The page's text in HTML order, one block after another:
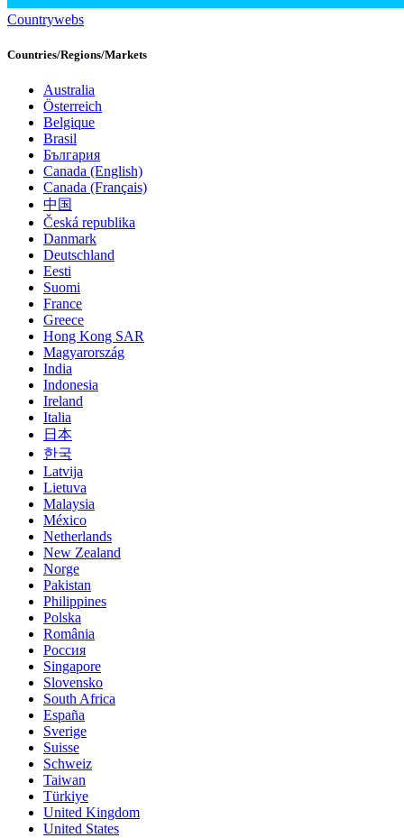
Countrywebs
Countries/Regions/Markets
Australia
Österreich
Belgique
Brasil
България
Canada (English)
Canada (Français)
中国
Česká republika
Danmark
Deutschland
Eesti
Suomi
France
Greece
Hong Kong SAR
Magyarország
India
Indonesia
Ireland
Italia
日本
한국
Latvija
Lietuva
Malaysia
México
Netherlands
New Zealand
Norge
Pakistan
Philippines
Polska
România
Россия
Singapore
Slovensko
South Africa
España
Sverige
Suisse
Schweiz
Taiwan
Türkiye
United Kingdom
United States